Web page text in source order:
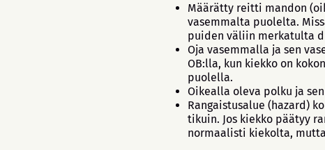
Määrätty reitti mandon
vasemmalta puolelta.
puiden väliin merkatulta
Oja vasemmalla ja sen
OB:lla, kun kiekko on
puolella.
Oikealla oleva polku ja
Rangaistusalue (hazard)
tikuin. Jos kiekko päätyy
normaalisti kiekolta,